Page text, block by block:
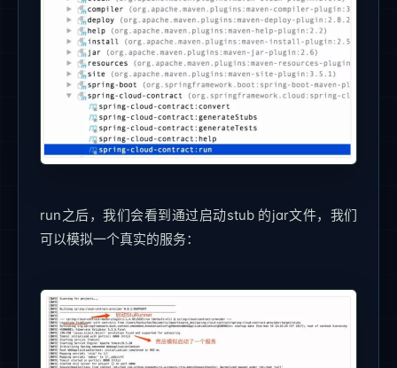
run之后，我们会看到通过启动stub 的jar文件，我们
可以模拟一个真实的服务：